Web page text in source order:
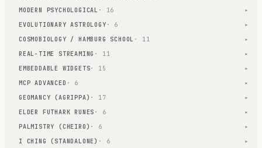
MODERN PSYCHOLOGICAL · 16 ▾
EVOLUTIONARY ASTROLOGY · 6 ▾
COSMOBIOLOGY / HAMBURG SCHOOL · 11 ▾
REAL-TIME STREAMING · 11 ▾
EMBEDDABLE WIDGETS· 15 ▾
MCP ADVANCED · 6 ▾
GEOMANCY (AGRIPPA) · 17 ▾
ELDER FUTHARK RUNES · 6 ▾
PALMISTRY (CHEIRO) · 6 ▾
I CHING (STANDALONE) · 6 ▾